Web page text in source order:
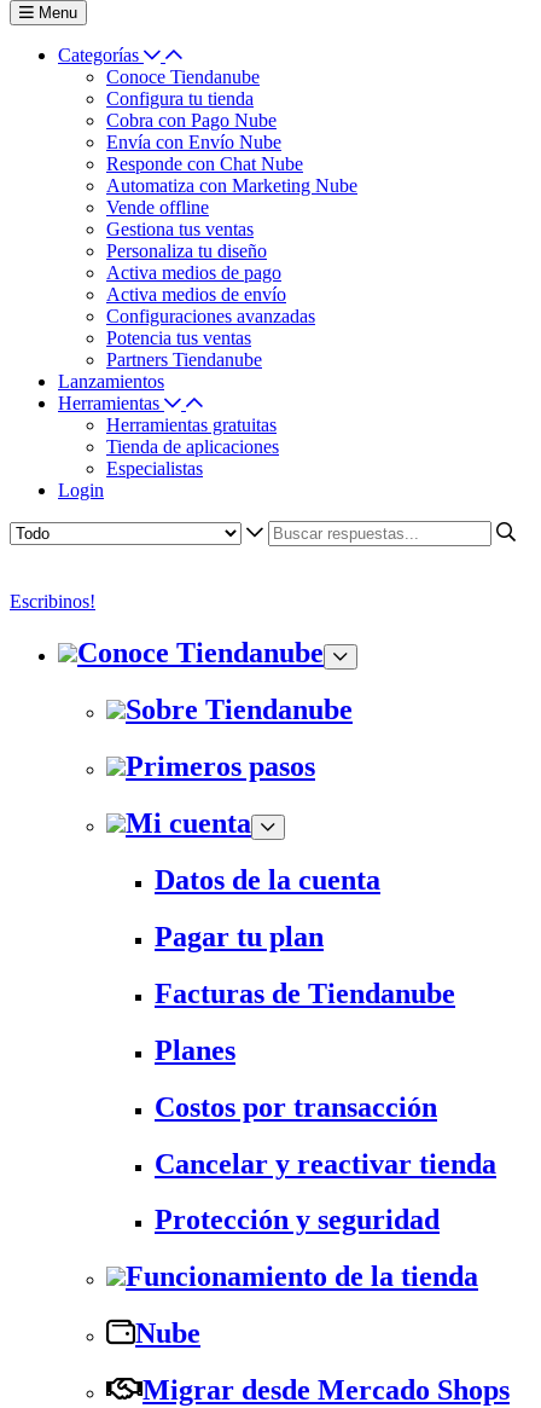
Menu
Categorías
Conoce Tiendanube
Configura tu tienda
Cobra con Pago Nube
Envía con Envío Nube
Responde con Chat Nube
Automatiza con Marketing Nube
Vende offline
Gestiona tus ventas
Personaliza tu diseño
Activa medios de pago
Activa medios de envío
Configuraciones avanzadas
Potencia tus ventas
Partners Tiendanube
Lanzamientos
Herramientas
Herramientas gratuitas
Tienda de aplicaciones
Especialistas
Login
Escribinos!
Conoce Tiendanube
Sobre Tiendanube
Primeros pasos
Mi cuenta
Datos de la cuenta
Pagar tu plan
Facturas de Tiendanube
Planes
Costos por transacción
Cancelar y reactivar tienda
Protección y seguridad
Funcionamiento de la tienda
Nube
Migrar desde Mercado Shops